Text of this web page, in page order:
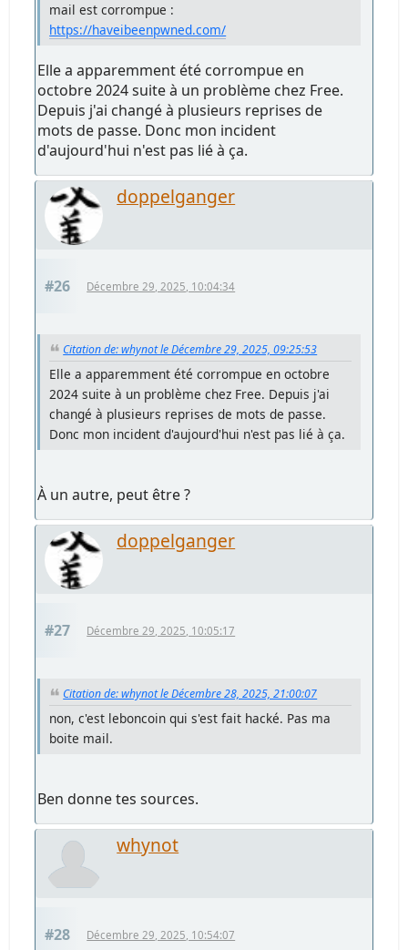
mail est corrompue :
https://haveibeenpwned.com/
Elle a apparemment été corrompue en
octobre 2024 suite à un problème chez Free.
Depuis j'ai changé à plusieurs reprises de
mots de passe. Donc mon incident
d'aujourd'hui n'est pas lié à ça.
doppelganger
#26 Décembre 29, 2025, 10:04:34
Citation de: whynot le Décembre 29, 2025, 09:25:53
Elle a apparemment été corrompue en octobre
2024 suite à un problème chez Free. Depuis j'ai
changé à plusieurs reprises de mots de passe.
Donc mon incident d'aujourd'hui n'est pas lié à ça.
À un autre, peut être ?
doppelganger
#27 Décembre 29, 2025, 10:05:17
Citation de: whynot le Décembre 28, 2025, 21:00:07
non, c'est leboncoin qui s'est fait hacké. Pas ma
boite mail.
Ben donne tes sources.
whynot
#28 Décembre 29, 2025, 10:54:07